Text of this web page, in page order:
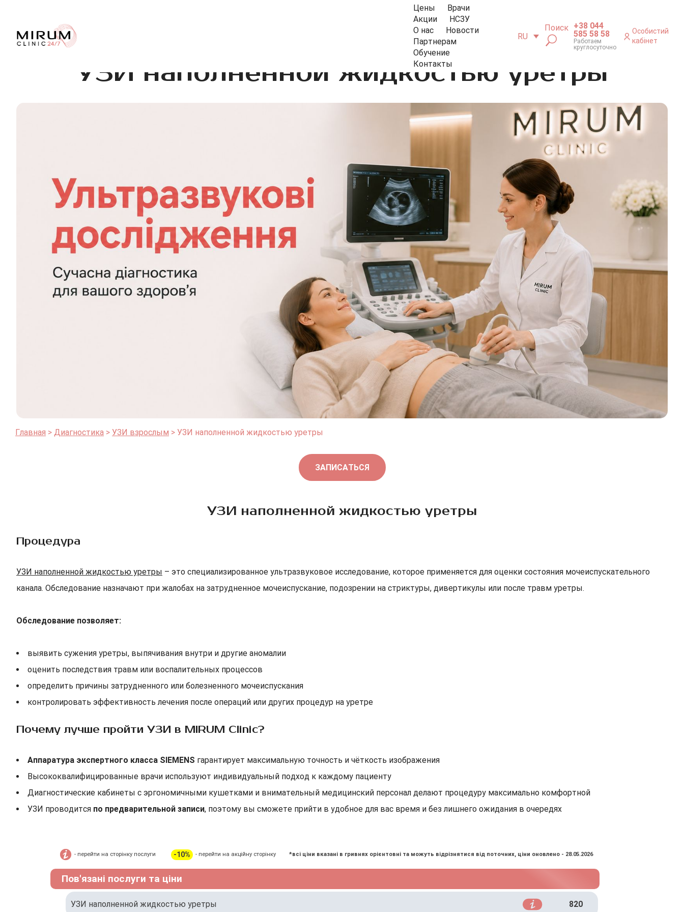
Цены
Врачи
Акции
НСЗУ
О нас
Новости
Партнерам
Обучение
Контакты
RU
Поиск +38 044
585 58 58
Работаем
круглосуточно
Особистий
кабінет
УЗИ наполненной жидкостью уретры
Главная Диагностика УЗИ взрослым УЗИ наполненной жидкостью уретры
ЗАПИСАТЬСЯ
УЗИ наполненной жидкостью уретры
Процедура
УЗИ наполненной жидкостью уретры – это специализированное ультразвуковое исследование, которое применяется для оценки состояния мочеиспускательного
канала. Обследование назначают при жалобах на затрудненное мочеиспускание, подозрении на стриктуры, дивертикулы или после травм уретры.
Обследование позволяет:
выявить сужения уретры, выпячивания внутри и другие аномалии
оценить последствия травм или воспалительных процессов
определить причины затрудненного или болезненного мочеиспускания
контролировать эффективность лечения после операций или других процедур на уретре
Почему лучше пройти УЗИ в MIRUM Clinic?
Аппаратура экспертного класса SIEMENS гарантирует максимальную точность и чёткость изображения
Высококвалифицированные врачи используют индивидуальный подход к каждому пациенту
Диагностические кабинеты с эргономичными кушетками и внимательный медицинский персонал делают процедуру максимально комфортной
УЗИ проводится по предварительной записи, поэтому вы сможете прийти в удобное для вас время и без лишнего ожидания в очередях
- перейти на сторінку послуги -10% - перейти на акційну сторінку *всі ціни вказані в гривнях орієнтовні та можуть відрізнятися від поточних, ціни оновлено - 28.05.2026
Пов'язані послуги та ціни
УЗИ наполненной жидкостью уретры 820